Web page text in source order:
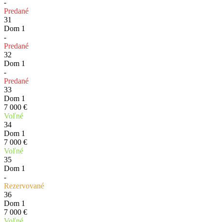
-
Predané
31
Dom 1
-
Predané
32
Dom 1
-
Predané
33
Dom 1
7 000 €
Voľné
34
Dom 1
7 000 €
Voľné
35
Dom 1
-
Rezervované
36
Dom 1
7 000 €